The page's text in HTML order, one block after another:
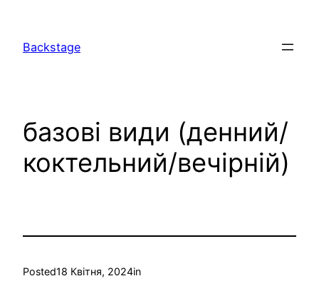
вмісту
Backstage
базові види (денний/
коктельний/вечірній)
Posted18 Квітня, 2024in